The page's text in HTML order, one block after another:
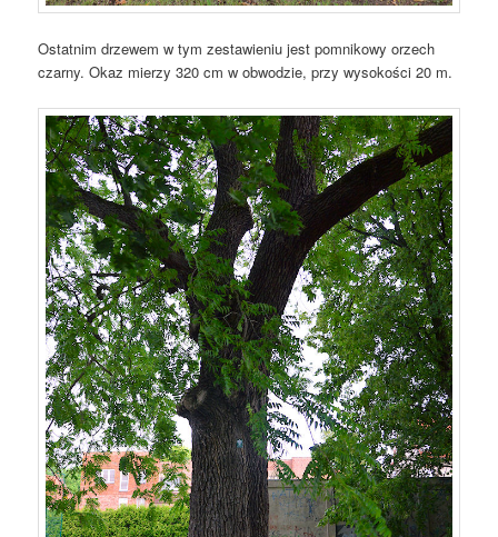
Ostatnim drzewem w tym zestawieniu jest pomnikowy orzech
czarny. Okaz mierzy 320 cm w obwodzie, przy wysokości 20 m.